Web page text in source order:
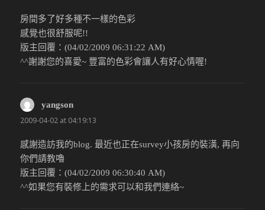
房間多了好多種不一樣的色彩
感覺也很舒服呢!!
版主回覆：(04/02/2009 06:31:22 AM)
^^謝謝您的喜愛~ 豐富的色彩會讓人有好心情喔!
yangson
2009-04-02 at 04:19:13
感謝造訪我的blog. 最近也正在survey小孩房的裝潢, 再向
你們請教嚕
版主回覆：(04/02/2009 06:30:40 AM)
^^如果您有裝修上的需求可以和我們連絡~